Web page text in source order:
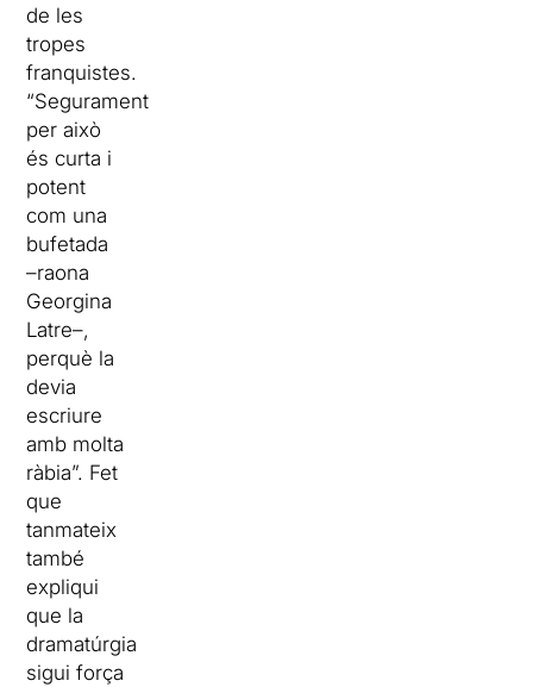
de les
tropes
franquistes.
“Segurament
per això
és curta i
potent
com una
bufetada
–raona
Georgina
Latre–,
perquè la
devia
escriure
amb molta
ràbia”. Fet
que
tanmateix
també
expliqui
que la
dramatúrgia
sigui força